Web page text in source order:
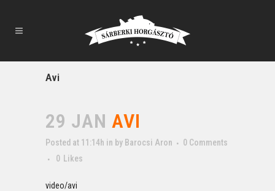
Avi
29 JAN AVI
Posted at 11:14h in by Barocsi Aron
0 Comments
0
Likes
video/avi